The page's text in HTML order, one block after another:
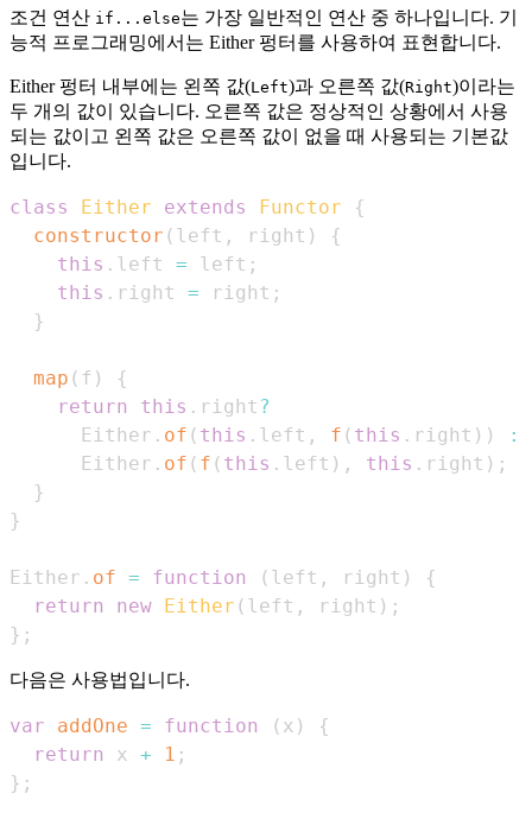
조건 연산 if...else는 가장 일반적인 연산 중 하나입니다. 기
능적 프로그래밍에서는 Either 펑터를 사용하여 표현합니다.
Either 펑터 내부에는 왼쪽 값(Left)과 오른쪽 값(Right)이라는
두 개의 값이 있습니다. 오른쪽 값은 정상적인 상황에서 사용
되는 값이고 왼쪽 값은 오른쪽 값이 없을 때 사용되는 기본값
입니다.
class Either extends Functor
{
constructor ( left , right )
{
this . left = left ;
this . right = right ;
}
map ( f )
{
return
this . right ?
Either . of ( this . left , f ( this . right ) )
:
Either . of ( f ( this . left ) , this . right ) ;
}
}
Either . of = function ( left , right )
{
return
new Either ( left , right ) ;
} ;
다음은 사용법입니다.
var addOne = function ( x )
{
return
x + 1 ;
} ;